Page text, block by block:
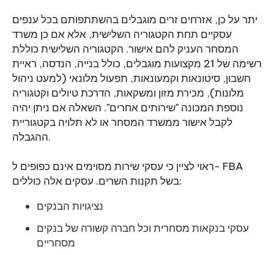
יתר על כן, אזרחים זרים מוגבלים בהשתתפותם בכל ענפים
עסקיים תחת הקטגוריה השלישית, אלא אם כן משרד
המסחר העניק להם אישור. הקטגוריה השלישית כוללת
רשימה של 21 מקצועות מוגבלים, כולל בנייה, הנדסה, ראיית
חשבון, סיטונאות וקמעונאות, תפעול מלונאי (למעט ניהול
מלונות), מכירת מזון ומשקאות, הדרכת טיולים וקטגוריה
נוספת המכונה "שירותים אחרים". השאלה אם ניתן יהיה
לקבל אישור ממשרד המסחר או לא תלויה בקטגוריית
ההגבלה.
ראוי לציין כי עסקי שירות מסוימים אינם כפופים ל- FBA
בשל תקנות השרים. עסקים אלה כוללים:
נציגויות הבנקים
עסקי בנקאות מסחרית וכל חברה קשורה של בנקים
מסחריים